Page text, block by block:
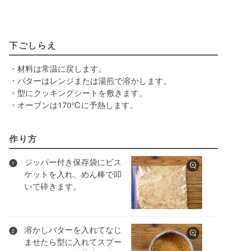
下ごしらえ
・材料は常温に戻します。
・バターはレンジまたは湯煎で溶かします。
・型にクッキングシートを敷きます。
・オーブンは170℃に予熱します。
作り方
1
ジッパー付き保存袋にビス
ケットを入れ、めん棒で叩
いて砕きます。
2
溶かしバターを入れてなじ
ませたら型に入れてスプー